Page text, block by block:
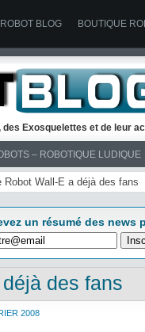
BLOG BOUTIQUE
des Exosquelettes et de leur
– ROBOTIQUE LUDIQUE
Robot Wall-E a déjà des fans
un résumé des news
des fans
2008